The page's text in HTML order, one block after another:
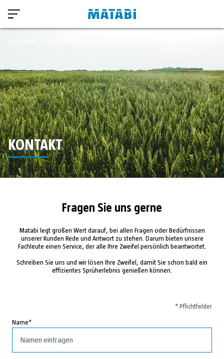
KONTAKT
Fragen Sie uns gerne
Matabi legt großen Wert darauf, bei allen Fragen oder Bedürfnissen
unserer Kunden Rede und Antwort zu stehen. Darum bieten unsere
Fachleute einen Service, der alle Ihre Zweifel persönlich beantwortet.
Schreiben Sie uns und wir lösen Ihre Zweifel, damit Sie schon bald ein
effizientes Sprüherlebnis genießen können.
* Pflichtfelder
Name